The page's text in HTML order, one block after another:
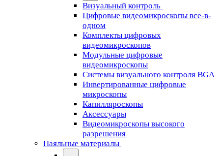
Визуальный контроль
Цифровые видеомикроскопы все-в-
одном
Комплекты цифровых
видеомикроскопов
Модульные цифровые
видеомикроскопы
Cистемы визуального контроля BGA
Инвертированные цифровые
микроскопы
Капилляроскопы
Аксессуары
Видеомикроскопы высокого
разрешения
Паяльные материалы